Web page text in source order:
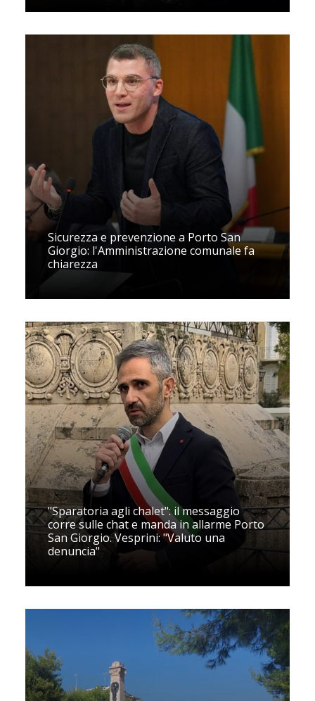
Sicurezza e prevenzione a Porto San
Giorgio: l'Amministrazione comunale fa
chiarezza
"Sparatoria agli chalet": il messaggio
corre sulle chat e manda in allarme Porto
San Giorgio. Vesprini: "Valuto una
denuncia"